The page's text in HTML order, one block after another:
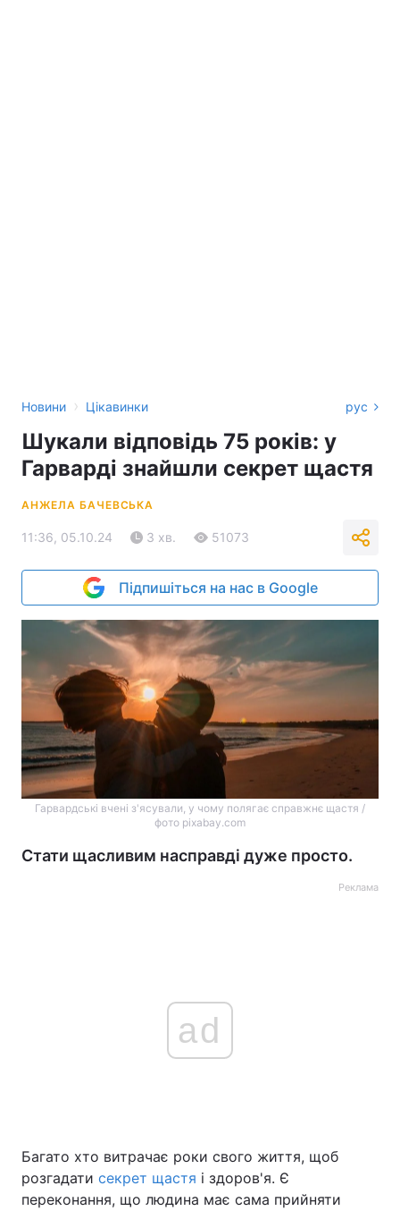
Новини › Цікавинки рус
Шукали відповідь 75 років: у
Гарварді знайшли секрет щастя
АНЖЕЛА БАЧЕВСЬКА
11:36, 05.10.24 3 хв. 51073
Підпишіться на нас в Google
Гарвардські вчені з'ясували, у чому полягає справжнє щастя /
фото pixabay.com
Стати щасливим насправді дуже просто.
Реклама
ad
Багато хто витрачає роки свого життя, щоб
розгадати секрет щастя і здоров'я. Є
переконання, що людина має сама прийняти